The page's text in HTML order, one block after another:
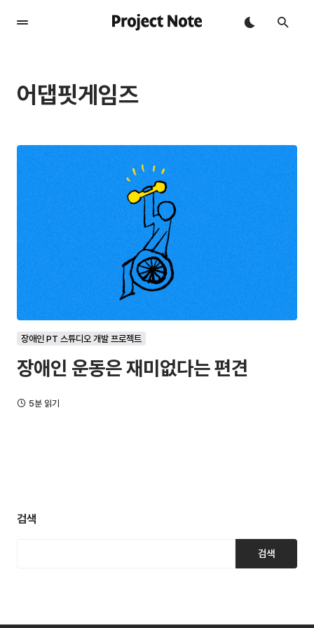
어댑핏게임즈
장애인 PT 스튜디오 개발 프로젝트
장애인 운동은 재미없다는 편견
5분 읽기
검색
검색